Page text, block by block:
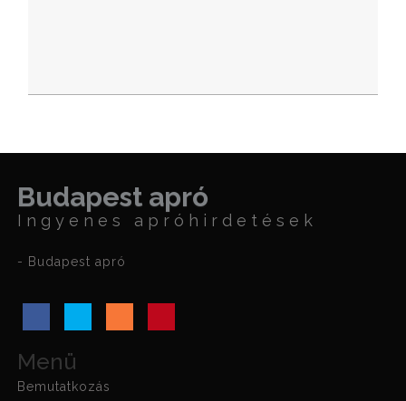
Budapest apró
Ingyenes apróhirdetések
- Budapest apró
Menü
Bemutatkozás